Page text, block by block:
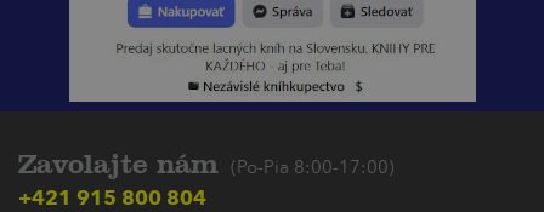
Zavolajte nám (Po-Pia 8:00-17:00)
+421 915 800 804